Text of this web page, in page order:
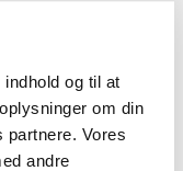
og til at
om din
partnere. Vores
andre